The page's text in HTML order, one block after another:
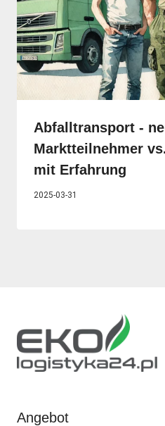
Abfalltransport -
Marktteilnehmer
mit Erfahrung
2025-03-31
Angebot